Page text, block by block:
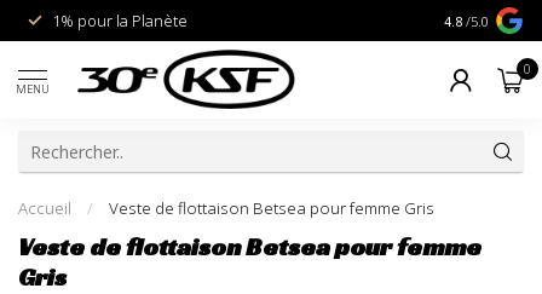
1% pour la Planète Livraison
4.8 /5.0
MENU
0
Accueil / Veste de flottaison Betsea pour femme Gris
Veste de flottaison Betsea pour femme
Gris